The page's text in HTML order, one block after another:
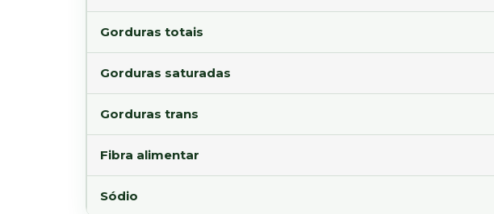
Gorduras totais
Gorduras saturadas
Gorduras trans
Fibra alimentar
Sódio